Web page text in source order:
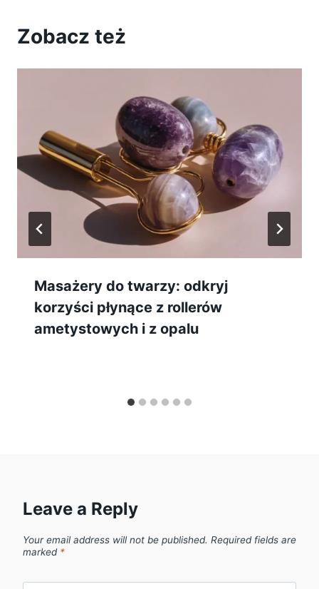
Zobacz też
Masażery do twarzy: odkryj
korzyści płynące z rollerów
ametystowych i z opalu
Leave a Reply
Your email address will not be published. Required fields are
marked *